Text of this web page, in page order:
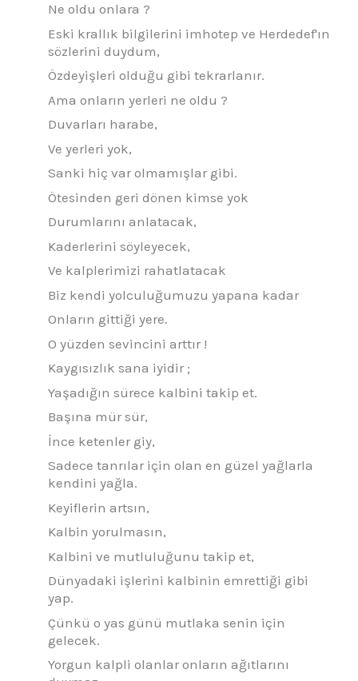
Ne oldu onlara ?
Eski krallık bilgilerini imhotep ve Herdedef'ın
sözlerini duydum,
Özdeyişleri olduğu gibi tekrarlanır.
Ama onların yerleri ne oldu ?
Duvarları harabe,
Ve yerleri yok,
Sanki hiç var olmamışlar gibi.
Ötesinden geri dönen kimse yok
Durumlarını anlatacak,
Kaderlerini söyleyecek,
Ve kalplerimizi rahatlatacak
Biz kendi yolculuğumuzu yapana kadar
Onların gittiği yere.
O yüzden sevincini arttır !
Kaygısızlık sana iyidir ;
Yaşadığın sürece kalbini takip et.
Başına mür sür,
İnce ketenler giy,
Sadece tanrılar için olan en güzel yağlarla
kendini yağla.
Keyiflerin artsın,
Kalbin yorulmasın,
Kalbini ve mutluluğunu takip et,
Dünyadaki işlerini kalbinin emrettiği gibi
yap.
Çünkü o yas günü mutlaka senin için
gelecek.
Yorgun kalpli olanlar onların ağıtlarını